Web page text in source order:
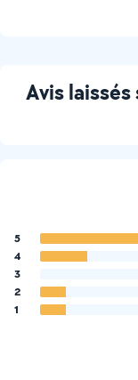
Avis
5
4
3
2
1